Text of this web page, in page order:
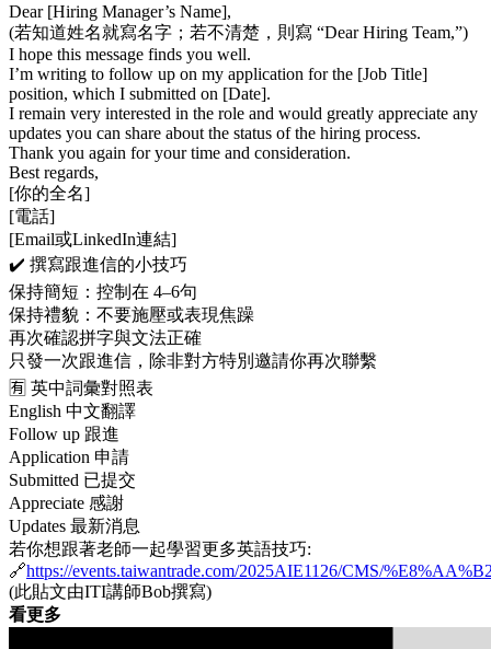
Dear [Hiring Manager’s Name],
(若知道姓名就寫名字；若不清楚，則寫 “Dear Hiring Team,”)
I hope this message finds you well.
I’m writing to follow up on my application for the [Job Title]
position, which I submitted on [Date].
I remain very interested in the role and would greatly appreciate any
updates you can share about the status of the hiring process.
Thank you again for your time and consideration.
Best regards,
[你的全名]
[電話]
[Email或LinkedIn連結]
✔️ 撰寫跟進信的小技巧
保持簡短：控制在 4–6句
保持禮貌：不要施壓或表現焦躁
再次確認拼字與文法正確
只發一次跟進信，除非對方特別邀請你再次聯繫
🈶 英中詞彙對照表
English 中文翻譯
Follow up 跟進
Application 申請
Submitted 已提交
Appreciate 感謝
Updates 最新消息
若你想跟著老師一起學習更多英語技巧:
🔗https://events.taiwantrade.com/2025AIE1126/CMS/
(此貼文由ITI講師Bob撰寫)
看更多